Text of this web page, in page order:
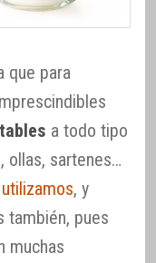
que para
a todo tipo
ollas, sartenes…
, y
también, pues
muchas